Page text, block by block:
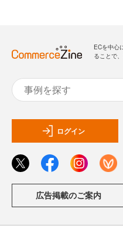
ECを中心
ることで
ログイン
広告掲載のご案内